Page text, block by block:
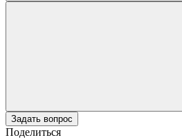
Задать вопрос
Поделиться